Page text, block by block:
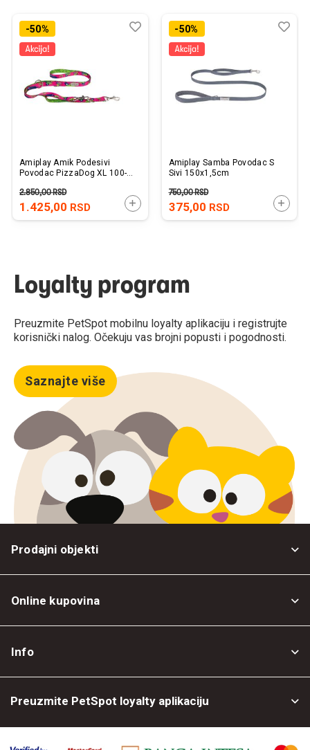
-50%
Amiplay Amik Podesivi
Povodac PizzaDog XL 100-
1.425,00 RSD
2.850,00RSD
DODAJTE U KORPU
Dodaj
Uporedi-50%
Amiplay Samba Povodac S
Sivi 150x1,5cm
375,00 RSD
750,00RSD
Loyalty program
Preuzmite PetSpot mobilnu loyalty aplikaciju i registrujte
korisnički nalog. Očekuju vas brojni popusti i pogodnosti.
Saznajte više
Prodajni objekti
Online kupovina
Info
Preuzmite PetSpot loyalty aplikaciju